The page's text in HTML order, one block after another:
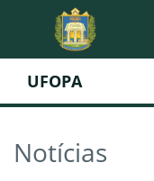
UFOPA
Notícias